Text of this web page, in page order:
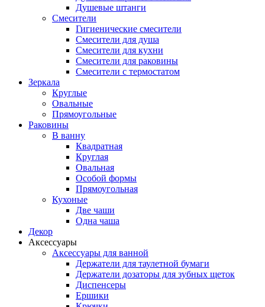
Душевые штанги
Смесители
Гигиенические смесители
Смесители для душа
Смесители для кухни
Смесители для раковины
Смесители с термостатом
Зеркала
Круглые
Овальные
Прямоугольные
Раковины
В ванну
Квадратная
Круглая
Овальная
Особой формы
Прямоугольная
Кухоные
Две чаши
Одна чаша
Декор
Аксессуары
Аксессуары для ванной
Держатели для таулетной бумаги
Держатели дозаторы для зубных щеток
Диспенсеры
Ершики